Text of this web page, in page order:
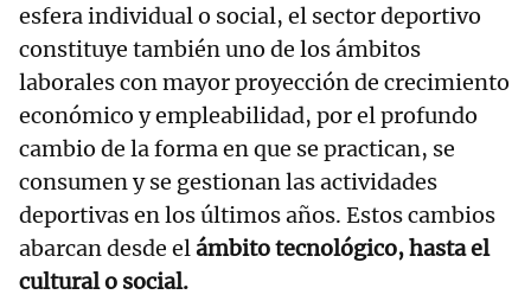
esfera individual o social, el sector deportivo
constituye también uno de los ámbitos
laborales con mayor proyección de crecimiento
económico y empleabilidad, por el profundo
cambio de la forma en que se practican, se
consumen y se gestionan las actividades
deportivas en los últimos años. Estos cambios
abarcan desde elámbito tecnológico, hasta el
cultural o social.